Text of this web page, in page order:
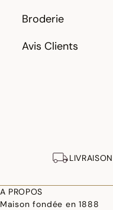
Broderie
Avis Clients
LIVRAISON
A PROPOS
Maison fondée en 1888